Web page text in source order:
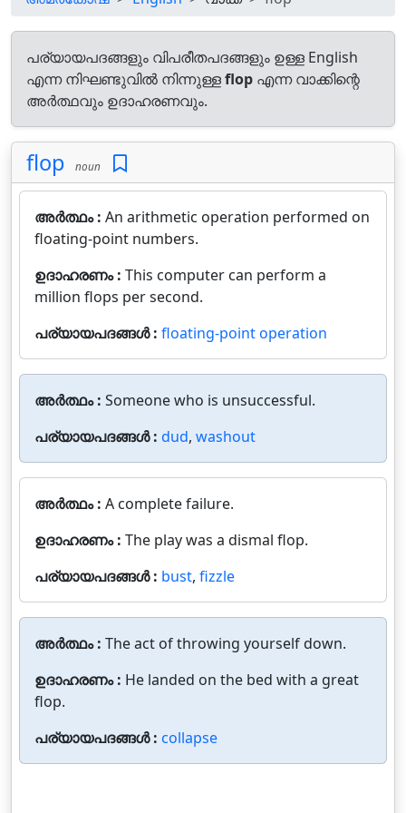
പര്യായപദങ്ങളും വിപരീതപദങ്ങളും ഉള്ള English
എന്ന നിഘണ്ടുവിൽ നിന്നുള്ളflop എന്ന വാക്കിന്റെ
അർത്ഥവും ഉദാഹരണവും.
flop noun
അർത്ഥം : An arithmetic operation performed on
floating-point numbers.
ഉദാഹരണം : This computer can perform a
million flops per second.
പര്യായപദങ്ങൾ : floating-point operation
അർത്ഥം : Someone who is unsuccessful.
പര്യായപദങ്ങൾ : dud, washout
അർത്ഥം : A complete failure.
ഉദാഹരണം : The play was a dismal flop.
പര്യായപദങ്ങൾ : bust, fizzle
അർത്ഥം : The act of throwing yourself down.
ഉദാഹരണം : He landed on the bed with a great
flop.
പര്യായപദങ്ങൾ : collapse